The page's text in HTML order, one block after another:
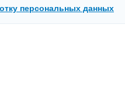
персональных данных